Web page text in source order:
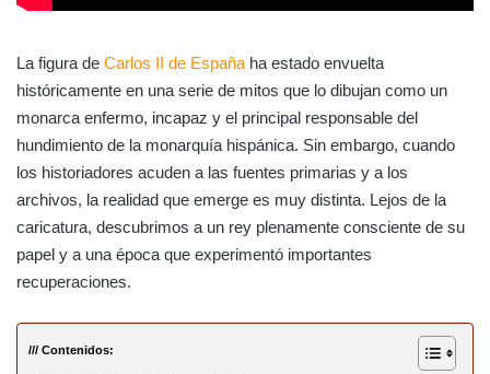
La figura de Carlos II de España ha estado envuelta
históricamente en una serie de mitos que lo dibujan como un
monarca enfermo, incapaz y el principal responsable del
hundimiento de la monarquía hispánica. Sin embargo, cuando
los historiadores acuden a las fuentes primarias y a los
archivos, la realidad que emerge es muy distinta. Lejos de la
caricatura, descubrimos a un rey plenamente consciente de su
papel y a una época que experimentó importantes
recuperaciones.
/// Contenidos: